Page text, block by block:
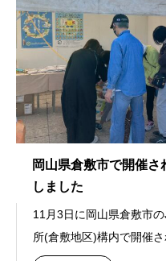
岡山県倉敷市で開催
しました
11月3日に岡山県倉敷市
所(倉敷地区)構内で開催